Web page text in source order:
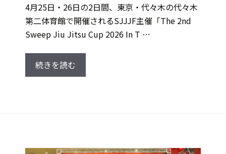
4月25日・26日の2日間、東京・代々木の代々木
第二体育館で開催されるSJJJF主催「The 2nd
Sweep Jiu Jitsu Cup 2026 In T …
続きを読む